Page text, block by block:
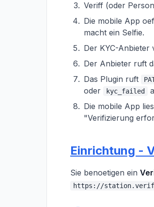
Veriff (oder
Die mobile App
macht ein Selfie.
Der KYC-Anbieter
Der Anbieter ruft
Das Plugin ruft
oder kyc_failed
Die mobile App
"Verifizierung
Einrichtung -
Sie benoetigen ein
https://